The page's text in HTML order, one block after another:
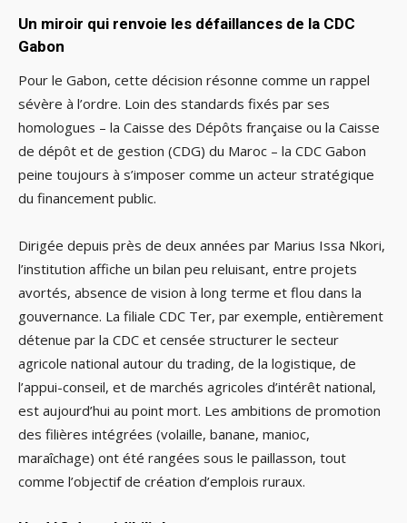
Un miroir qui renvoie les défaillances de la CDC
Gabon
Pour le Gabon, cette décision résonne comme un rappel
sévère à l’ordre. Loin des standards fixés par ses
homologues – la Caisse des Dépôts française ou la Caisse
de dépôt et de gestion (CDG) du Maroc – la CDC Gabon
peine toujours à s’imposer comme un acteur stratégique
du financement public.
Dirigée depuis près de deux années par Marius Issa Nkori,
l’institution affiche un bilan peu reluisant, entre projets
avortés, absence de vision à long terme et flou dans la
gouvernance. La filiale CDC Ter, par exemple, entièrement
détenue par la CDC et censée structurer le secteur
agricole national autour du trading, de la logistique, de
l’appui-conseil, et de marchés agricoles d’intérêt national,
est aujourd’hui au point mort. Les ambitions de promotion
des filières intégrées (volaille, banane, manioc,
maraîchage) ont été rangées sous le paillasson, tout
comme l’objectif de création d’emplois ruraux.